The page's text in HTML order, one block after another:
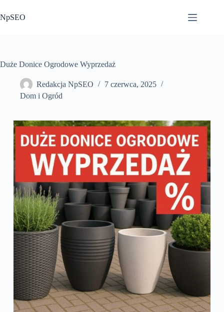
do
treści
NpSEO
Duże Donice Ogrodowe Wyprzedaż
Redakcja NpSEO
7 czerwca, 2025
Dom i Ogród